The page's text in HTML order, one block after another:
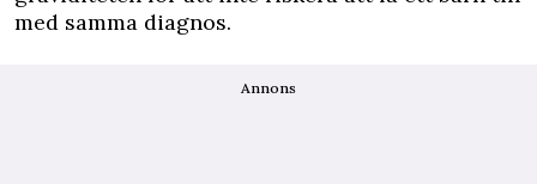
med samma diagnos.
Annons